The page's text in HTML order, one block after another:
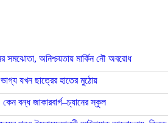
সমঝোতা, অনিশ্চয়তায় মার্কিন নৌ অবরোধ
ভাগ্য যখন ছাত্রের হাতের মুঠোয়
বন্ধ জাকারবার্গ–চ্যানের স্কুল